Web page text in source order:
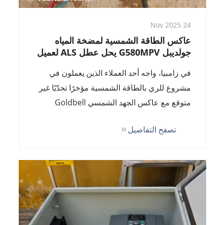
24 Nov 2025
عاكس الطاقة الشمسية لمضخة المياه
جولديبل G580MPV يحل عطل ALS لعميل
في زامبيا، واجه أحد العملاء الذين يعملون في
مشروع للري بالطاقة الشمسية مؤخرًا تحدّيًا غير
متوقع مع عاكس الجهد الشمسي Goldbell
بعد فترة وجيزة من التثبيت، بدأ العاكس في إظهار
تصفح التفاصيل